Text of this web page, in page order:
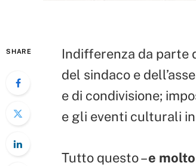
SHARE
Indifferenza da parte
del sindaco e
e di condivisione;
e gli eventi culturali
Tutto questo –e